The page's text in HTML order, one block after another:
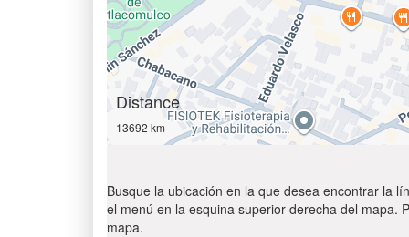
Distance
13692 km
Busque la ubicación en la que desea encontrar la
el menú en la esquina superior derecha del mapa.
mapa.